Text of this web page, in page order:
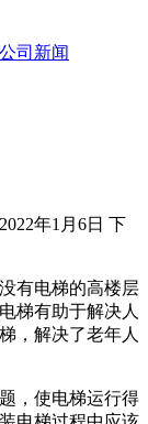
公司新闻
2022年1月6日 下
有电梯的高楼层
梯有助于解决人
，解决了老年人
，使电梯运行得